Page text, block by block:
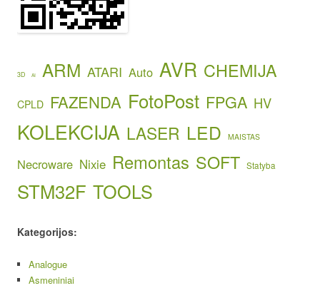
3D AI ARM ATARI Auto AVR CHEMIJA
CPLD FAZENDA FotoPost FPGA HV
KOLEKCIJA LASER LED MAISTAS
Necroware Nixie Remontas SOFT Statyba
STM32F TOOLS
Kategorijos:
Analogue
Asmeniniai